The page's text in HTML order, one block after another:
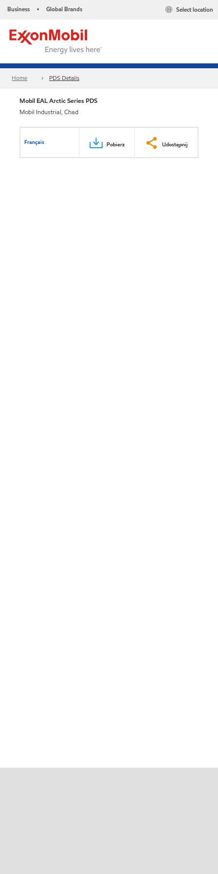
Business • Global Brands Select location
Home PDS Details
Mobil EAL Arctic Series PDS
Mobil Industrial, Chad
Français Pobierz Udostępnij